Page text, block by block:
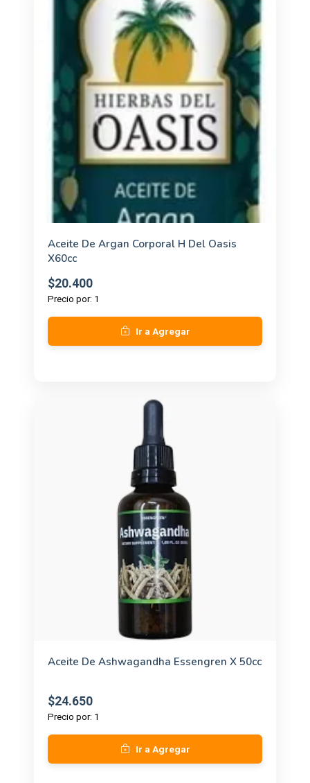
Aceite De Argan Corporal H Del Oasis
X60cc
$20.400
Precio por: 1
Ir a Agregar
Aceite De Ashwagandha Essengren X 50cc
$24.650
Precio por: 1
Ir a Agregar